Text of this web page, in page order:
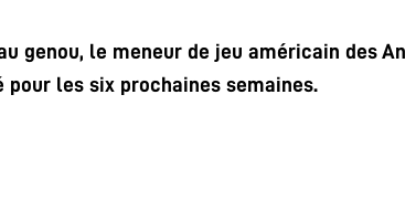
genou, le meneur de jeu américain des
les six prochaines semaines.